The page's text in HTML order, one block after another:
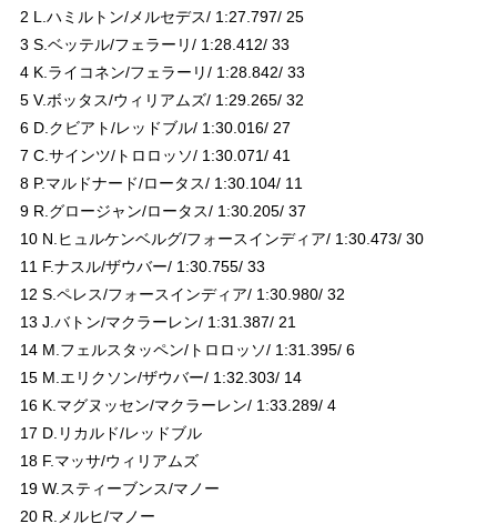
2 L.ハミルトン/メルセデス/ 1:27.797/ 25
3 S.ベッテル/フェラーリ/ 1:28.412/ 33
4 K.ライコネン/フェラーリ/ 1:28.842/ 33
5 V.ボッタス/ウィリアムズ/ 1:29.265/ 32
6 D.クビアト/レッドブル/ 1:30.016/ 27
7 C.サインツ/トロロッソ/ 1:30.071/ 41
8 P.マルドナード/ロータス/ 1:30.104/ 11
9 R.グロージャン/ロータス/ 1:30.205/ 37
10 N.ヒュルケンベルグ/フォースインディア/ 1:30.473/ 30
11 F.ナスル/ザウバー/ 1:30.755/ 33
12 S.ペレス/フォースインディア/ 1:30.980/ 32
13 J.バトン/マクラーレン/ 1:31.387/ 21
14 M.フェルスタッペン/トロロッソ/ 1:31.395/ 6
15 M.エリクソン/ザウバー/ 1:32.303/ 14
16 K.マグヌッセン/マクラーレン/ 1:33.289/ 4
17 D.リカルド/レッドブル
18 F.マッサ/ウィリアムズ
19 W.スティーブンス/マノー
20 R.メルヒ/マノー